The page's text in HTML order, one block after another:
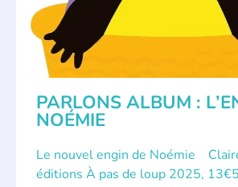
PARLONS ALBUM :
NOÉMIE
Le nouvel engin de Noémie
éditions À pas de loup 2025,